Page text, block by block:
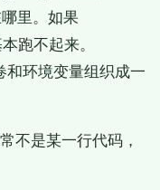
里。如果
跑不起来。
和环境变量组织成一
不是某一行代码，